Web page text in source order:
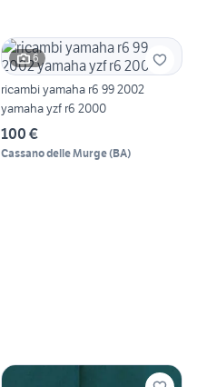
6
ricambi yamaha r6 99 2002
yamaha yzf r6 2000
100 €
Cassano delle Murge(BA)